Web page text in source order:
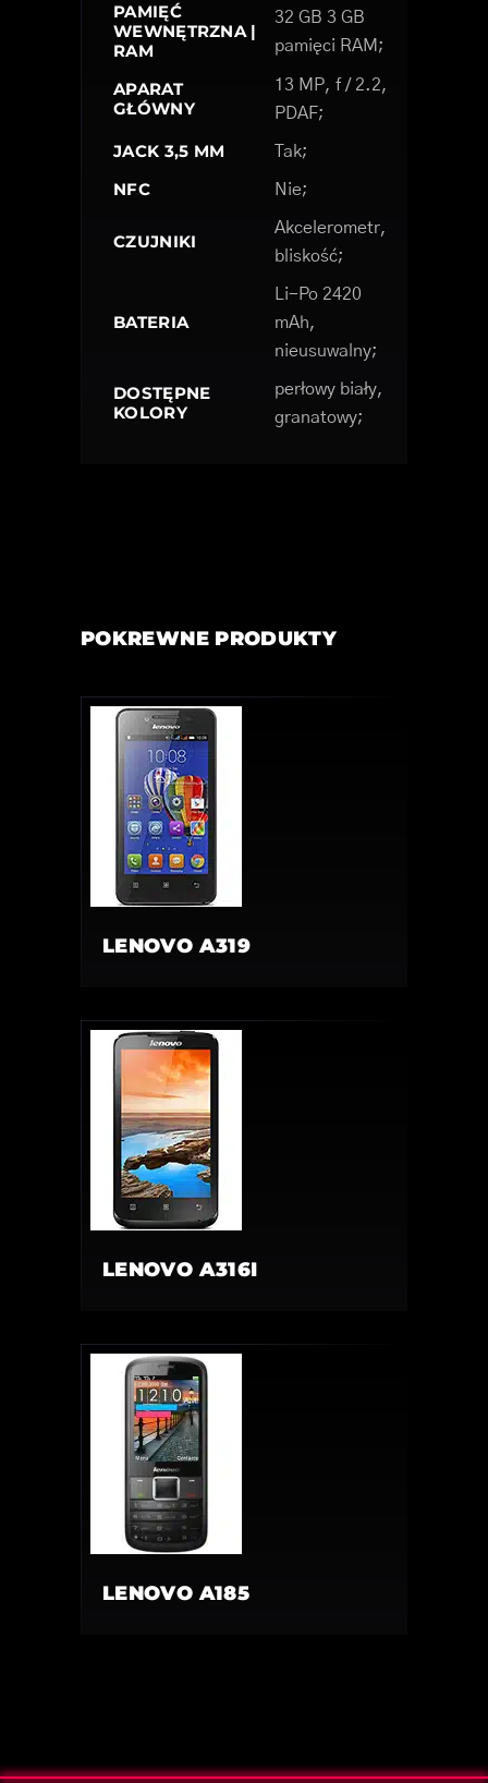
PAMIĘĆ
WEWNĘTRZNA |
RAM
32 GB 3 GB
pamięci RAM;
APARAT
GŁÓWNY
13 MP, f / 2.2,
PDAF;
JACK 3,5 MM Tak;
NFC Nie;
CZUJNIKI
Akcelerometr,
bliskość;
BATERIA
Li-Po 2420
mAh,
nieusuwalny;
DOSTĘPNE
KOLORY
perłowy biały,
granatowy;
POKREWNE PRODUKTY
LENOVO A319
LENOVO A316I
LENOVO A185